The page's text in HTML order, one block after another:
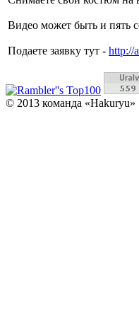
Видео может быть и пять
Подаете заявку тут - http://
© 2013 команда «Hakuryu»